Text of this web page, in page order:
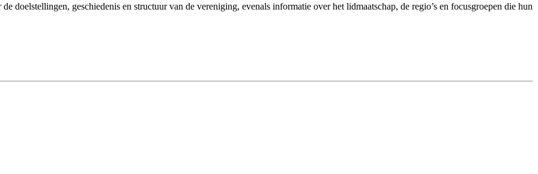
doelstellingen, geschiedenis en structuur van de vereniging, evenals informatie over het lidmaatschap, de regio’s en focusgroepen die hun